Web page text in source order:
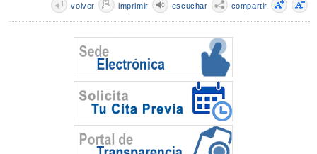
compartir
escuchar
imprimir
volver